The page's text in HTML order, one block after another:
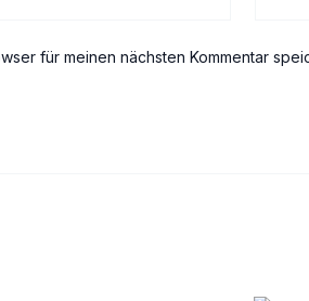
für meinen nächsten Kommentar